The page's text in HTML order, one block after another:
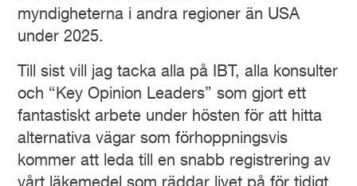
myndigheterna i andra regioner än USA
under 2025.
Till sist vill jag tacka alla på IBT, alla konsulter
och “Key Opinion Leaders” som gjort ett
fantastiskt arbete under hösten för att hitta
alternativa vägar som förhoppningsvis
kommer att leda till en snabb registrering av
vårt läkemedel som räddar livet på för tidigt